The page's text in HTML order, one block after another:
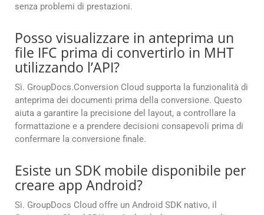
senza problemi di prestazioni.
Posso visualizzare in anteprima un
file IFC prima di convertirlo in MHT
utilizzando l’API?
Sì. GroupDocs.Conversion Cloud supporta la funzionalità di
anteprima dei documenti prima della conversione. Questo
aiuta a garantire la precisione del layout, a controllare la
formattazione e a prendere decisioni consapevoli prima di
confermare la conversione finale.
Esiste un SDK mobile disponibile per
creare app Android?
Sì. GroupDocs Cloud offre un Android SDK nativo, il